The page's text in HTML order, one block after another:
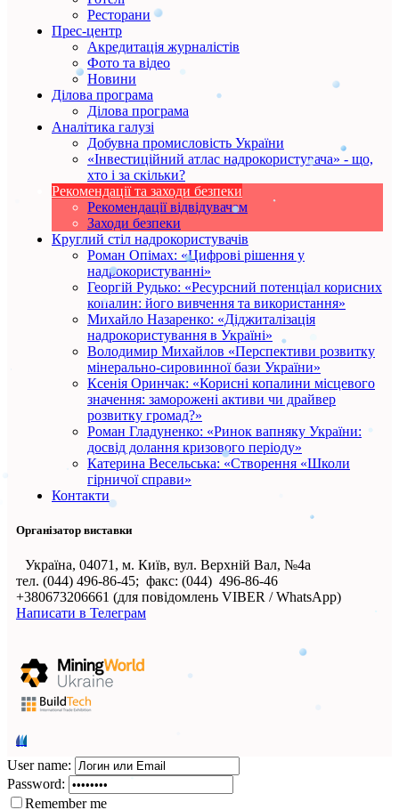
Ресторани
Прес-центр
Акредитація журналістів
Фото та відео
Новини
Ділова програма
Ділова програма
Аналітика галузі
Добувна промисловість України
«Інвестиційний атлас надрокористувача» - що,
хто і за скільки?
Рекомендації та заходи безпеки
Рекомендації відвідувачам
Заходи безпеки
Круглий стіл надрокористувачів
Роман Опімах: «Цифрові рішення у
надрокористуванні»
Георгій Рудько: «Ресурсний потенціал корисних
копалин: його вивчення та використання»
Михайло Назаренко: «Діджиталізація
надрокористування в Україні»
Володимир Михайлов «Перспективи розвитку
мінерально-сировинної бази України»
Ксенія Оринчак: «Корисні копалини місцевого
значення: заморожені активи чи драйвер
розвитку громад?»
Роман Гладуненко: «Ринок вапняку України:
досвід долання кризового періоду»
Катерина Весельська: «Створення «Школи
гірничої справи»
Контакти
Організатор виставки
Україна, 04071, м. Київ, вул. Верхній Вал, №4а
тел. (044) 496-86-45; факс: (044) 496-86-46
+380673206661 (для повідомлень VIBER / WhatsApp)
Написати в Телеграм
User name:
Password:
Remember me